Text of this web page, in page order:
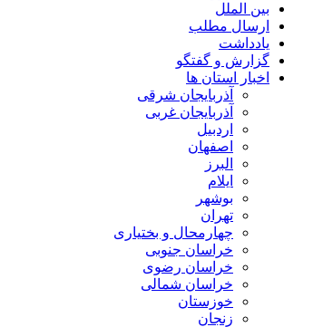
بین الملل
ارسال مطلب
یادداشت
گزارش و گفتگو
اخبار استان ها
آذربایجان شرقی
آذربایجان غربی
اردبیل
اصفهان
البرز
ایلام
بوشهر
تهران
چهارمحال و بختیاری
خراسان جنوبی
خراسان رضوی
خراسان شمالی
خوزستان
زنجان